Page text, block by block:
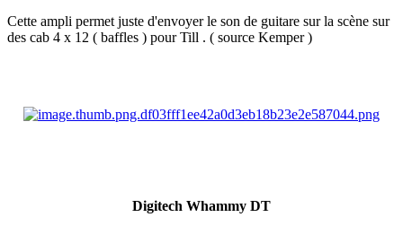
Cette ampli permet juste d'envoyer le son de guitare sur la scène sur
des cab 4 x 12 ( baffles ) pour Till . ( source Kemper )
Digi­tech Whammy DT